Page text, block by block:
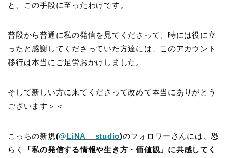
と、この手段に至ったわけです。
普段から普通に私の発信を見てくださって、時には役に立
ったと感謝してくださっていた方達には、このアカウント
移行は本当にご足労おかけしました。
そして新しい方に来てくださって改めて本当にありがとう
ございます＞＜
こっちの新規(@LiNA__studio)のフォロワーさんには、恐
らく
「私の発信する情報や生き方・価値観」に共感してく